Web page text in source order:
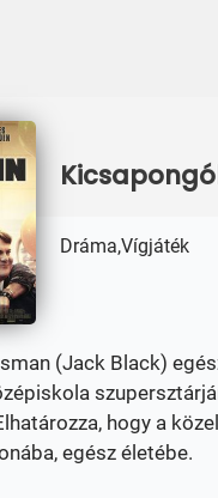
Dráma,Vígjáték
(Jack Black)
hogy a
egész életébe.